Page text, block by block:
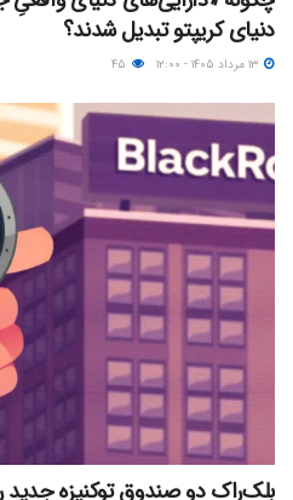
دنیای کریپتو تبدیل شدند؟
بلک‌راک دو صندوق توکنیزه جدید